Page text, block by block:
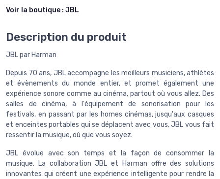
Voir la boutique : JBL
Description du produit
JBL par Harman
Depuis 70 ans, JBL accompagne les meilleurs musiciens, athlètes
et évènements du monde entier, et promet également une
expérience sonore comme au cinéma, partout où vous allez. Des
salles de cinéma, à l'équipement de sonorisation pour les
festivals, en passant par les homes cinémas, jusqu'aux casques
et enceintes portables qui se déplacent avec vous, JBL vous fait
ressentir la musique, où que vous soyez.
JBL évolue avec son temps et la façon de consommer la
musique. La collaboration JBL et Harman offre des solutions
innovantes qui créent une expérience intelligente pour rendre la